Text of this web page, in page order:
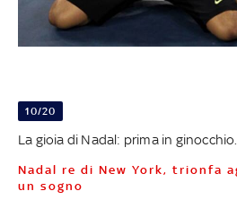
10/20
La gioia di Nadal: prima in ginocchio...
Nadal re di New York, trionfa agli Us Open: per me
un sogno